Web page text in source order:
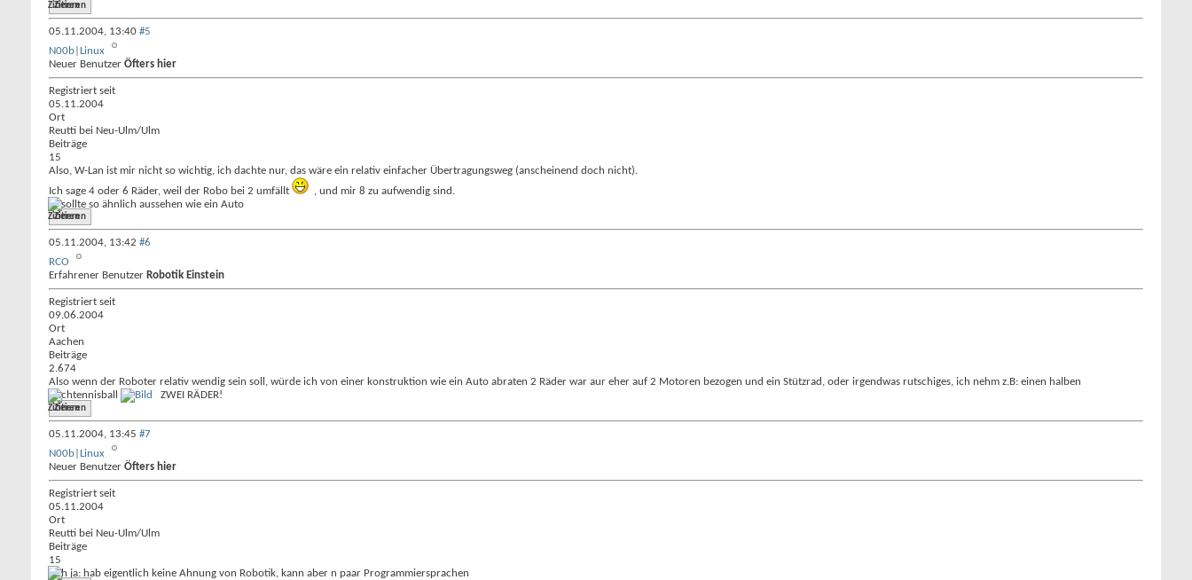
Zitieren
05.11.2004, 13:40 #5
N00b|Linux
Neuer Benutzer Öfters hier
Registriert seit
05.11.2004
Ort
Reutti bei Neu-Ulm/Ulm
Beiträge
15
Also, W-Lan ist mir nicht so wichtig, ich dachte nur, das wäre ein relativ einfacher Übertragungsweg (anscheinend doch nicht).
Ich sage 4 oder 6 Räder, weil der Robo bei 2 umfällt
, und mir 8 zu aufwendig sind.
Er sollte so ähnlich aussehen wie ein Auto
Zitieren
05.11.2004, 13:42 #6
RCO
Erfahrener Benutzer Robotik Einstein
Registriert seit
09.06.2004
Ort
Aachen
Beiträge
2.674
Also wenn der Roboter relativ wendig sein soll, würde ich von einer konstruktion wie ein Auto abraten 2 Räder war aur eher auf 2 Motoren bezogen und ein Stützrad, oder irgendwas rutschiges, ich nehm z.B: einen halben
Tischtennisball
ZWEI RÄDER!
Zitieren
05.11.2004, 13:45 #7
N00b|Linux
Neuer Benutzer Öfters hier
Registriert seit
05.11.2004
Ort
Reutti bei Neu-Ulm/Ulm
Beiträge
15
Ach ja: hab eigentlich keine Ahnung von Robotik, kann aber n paar Programmiersprachen